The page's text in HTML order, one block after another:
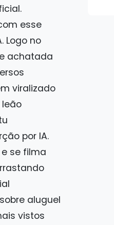
esse
Logo no
achatada
viralizado
por IA.
se filma
aluguel
vistos